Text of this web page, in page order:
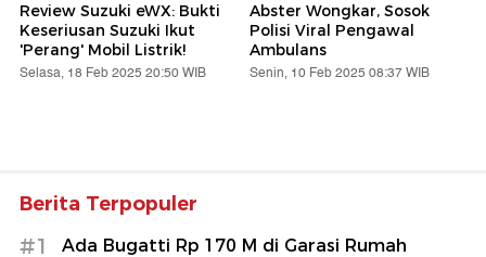
Review Suzuki eWX: Bukti
Keseriusan Suzuki Ikut
'Perang' Mobil Listrik!
Selasa, 18 Feb 2025 20:50 WIB
Abster Wongkar, Sosok
Polisi Viral Pengawal
Ambulans
Senin, 10 Feb 2025 08:37 WIB
Berita Terpopuler
#1 Ada Bugatti Rp 170 M di Garasi Rumah